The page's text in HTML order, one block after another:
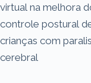
virtual na melhora
controle postural
crianças com
cerebral